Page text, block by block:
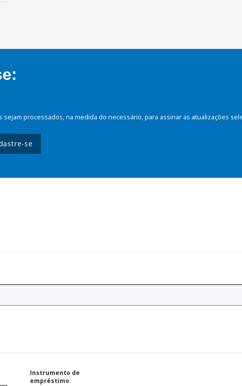
processados, na medida do necessário, para assinar as atualizações
se
Instrumento de
empréstimo